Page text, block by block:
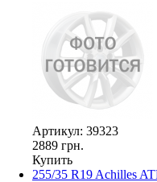
Артикул: 39323
2889 грн.
Купить
255/35 R19 Achilles